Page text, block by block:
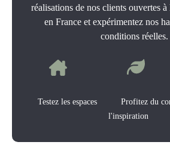
réalisations de nos clients ouvertes
en France et expérimentez nos
conditions réelles.
Testez les espaces Profitez du
l'inspiration